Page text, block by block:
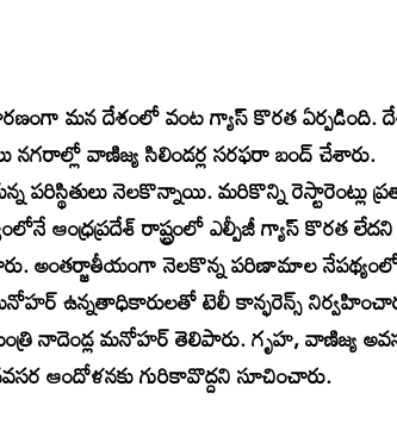
మన దేశంలో వంట గ్యాస్ కొరత ఏర్పడింది.
నగరాల్లో వాణిజ్య సిలిండర్ల సరఫరా బంద్ చేశారు.
పరిస్థితులు నెలకొన్నాయి. మరికొన్ని రెస్టారెంట్లు
ఆంధ్రప్రదేశ్ రాష్ట్రంలో ఎల్పీజీ గ్యాస్ కొరత
అంతర్జాతీయంగా నెలకొన్న పరిణామాల నేపథ్యంలో
ఉన్నతాధికారులతో టెలీ కాన్ఫరెన్స్
నాదెండ్ల మనోహర్ తెలిపారు. గృహ, వాణిజ్య
ఆందోళనకు గురికావొద్దని సూచించారు.